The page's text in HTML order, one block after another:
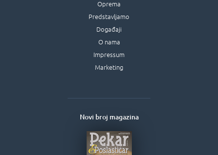
Oprema
Predstavljamo
Događaji
O nama
Impressum
Marketing
Novi broj magazina